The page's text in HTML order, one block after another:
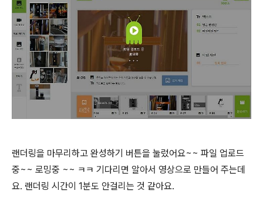
랜더링을 마무리하고 완성하기 버튼을 눌렀어요~~ 파일 업로드
중~~ 로밍중 ~~ ㅋㅋ 기다리면 알아서 영상으로 만들어 주는데
요. 랜더링 시간이 1분도 안걸리는 것 같아요.